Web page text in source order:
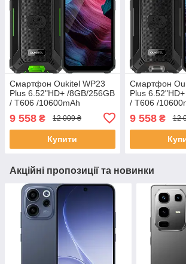
Смартфон Oukitel WP23
Plus 6.52"HD+ /8GB/256GB
/ T606 /10600mAh
Чорний
9 558 ₴ 12 009 ₴
Купити
Смартфон
Plus
/ T606 /
Чорний
9 558₴ 12
Акційні пропозиції та новинки